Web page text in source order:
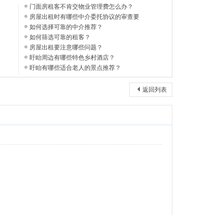
门面房租客不肯交物业管理费怎么办？
房屋出租时有哪些中介委托协议的审查要
如何选择可靠的中介推荐？
如何筛选可靠的租客？
房屋出租要注意哪些问题？
盱眙周边有哪些特色乡村酒店？
盱眙有哪些适合老人的景点推荐？
返回列表